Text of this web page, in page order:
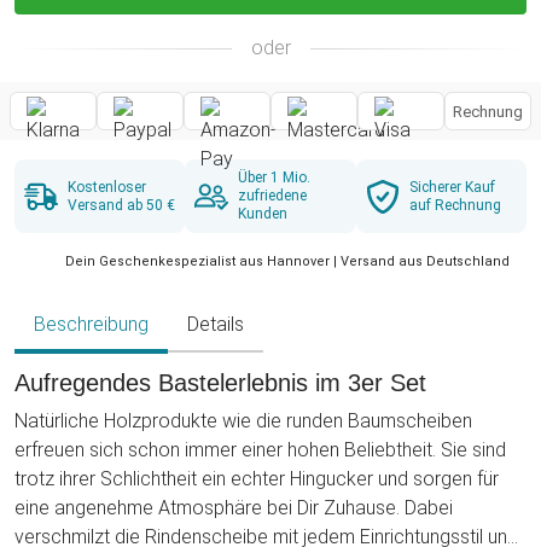
oder
Rechnung
Kostenloser
Versand ab 50 €
Über 1 Mio.
zufriedene
Kunden
Sicherer Kauf
auf Rechnung
Dein Geschenkespezialist aus Hannover | Versand aus Deutschland
Beschreibung Details
Aufregendes Bastelerlebnis im 3er Set
Natürliche Holzprodukte wie die runden Baumscheiben
erfreuen sich schon immer einer hohen Beliebtheit. Sie sind
trotz ihrer Schlichtheit ein echter Hingucker und sorgen für
eine angenehme Atmosphäre bei Dir Zuhause. Dabei
verschmilzt die Rindenscheibe mit jedem Einrichtungsstil und